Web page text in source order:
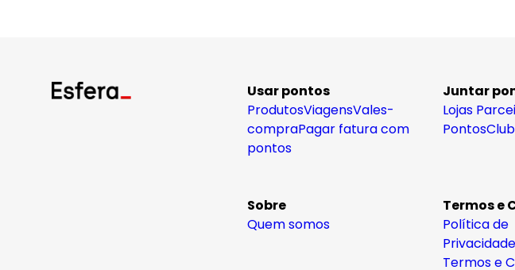
Usar pontos
ProdutosViagensVales-
compraPagar fatura com
pontos
Juntar
Lojas
Pontos
Sobre
Quem somos
Termos e
Política de
Privacidade
Termos e